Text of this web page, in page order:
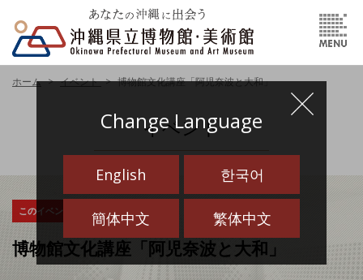
Change Language
English 한국어
簡体中文 繁体中文
ホーム イベント 博物館文化講座「阿児奈波と大和」
イベント
このイベントは終了しました
博物館文化講座「阿児奈波と大和」